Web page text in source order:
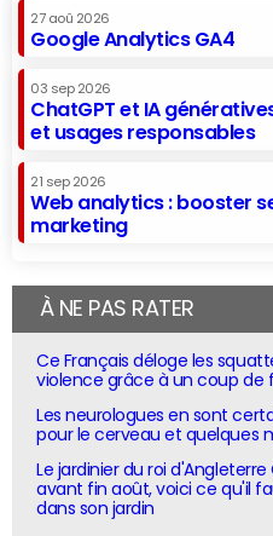
27 aoû 2026
Google Analytics GA4
03 sep 2026
ChatGPT et IA
et usages responsables
21 sep 2026
Web analytics : booster
marketing
À NE PAS RATER
Ce Français déloge les
violence grâce à un coup de
Les neurologues en sont
pour le cerveau et quelques
Le jardinier du roi
avant fin août, voici ce qu'il
dans son jardin